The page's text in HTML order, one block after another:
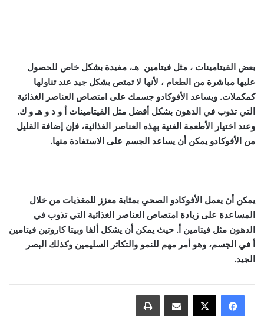
بعض الفيتامينات ، مثل فيتامين هـ، مفيدة بشكل خاص للحصول
عليها مباشرة من الطعام ، لأنها لا تمتص بشكل جيد عند تناولها
كمكملات. ويساعد الأفوكادو جسمك على امتصاص العناصر الغذائية
التي تذوب في الدهون بشكل أفضل مثل الفيتامينات أ و د و هـ و ك.
وعند اختيار الأطعمة الغنية بهذه العناصر الغذائية، فإن إضافة القليل
من الأفوكادو يمكن أن يساعد الجسم على الاستفادة منها.
يمكن أن يعمل الأفوكادو الصحي بمثابة معزز للمغذيات من خلال
المساعدة على زيادة امتصاص العناصر الغذائية التي تذوب في
الدهون مثل فيتامين أ. حيث يمكن أن يشكل ألفا وبيتا كاروتين فيتامين
أ في الجسم، وهو أمر مهم للنمو والتكاثر السليمين وكذلك البصر
الجيد.
مشاركة عبر البريد طباعة